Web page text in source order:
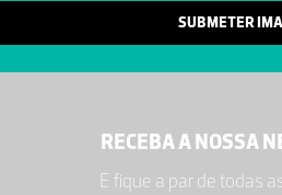
SUBMETER
RECEBA A NOSSA
E fique a par de todas